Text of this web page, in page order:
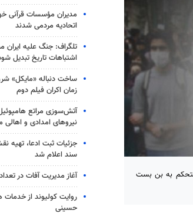
مستحکم به بن بست
مدیران مؤسسات قرآنی
اتحادیه‌ مردمی شدند
تلگراف: جنگ علیه
اشتباهات تاریخ تبدیل
ساخت دنباله «مایکل»
زمان اکران فیلم دوم
آتش‌سوزی مراتع
نیروهای امدادی و اهالی
سند اعلام شد
آغاز مدیریت آفات در
روایت کولیوند از خدمات
حسینی